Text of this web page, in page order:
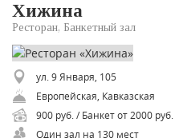
Хижина
Ресторан, Банкетный зал
ул. 9 Января, 105
Европейская, Кавказская
900 руб. / Банкет от 2000 руб.
Один зал на 130 мест